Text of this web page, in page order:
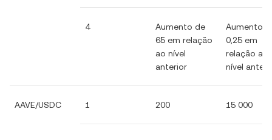
4
Aumento de
65 em relação
ao nível
anterior
Aumento
0,25 em
relação ao
nível
AAVE/USDC 1 200 15 000